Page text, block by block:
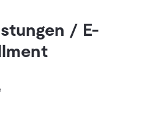
/ E-